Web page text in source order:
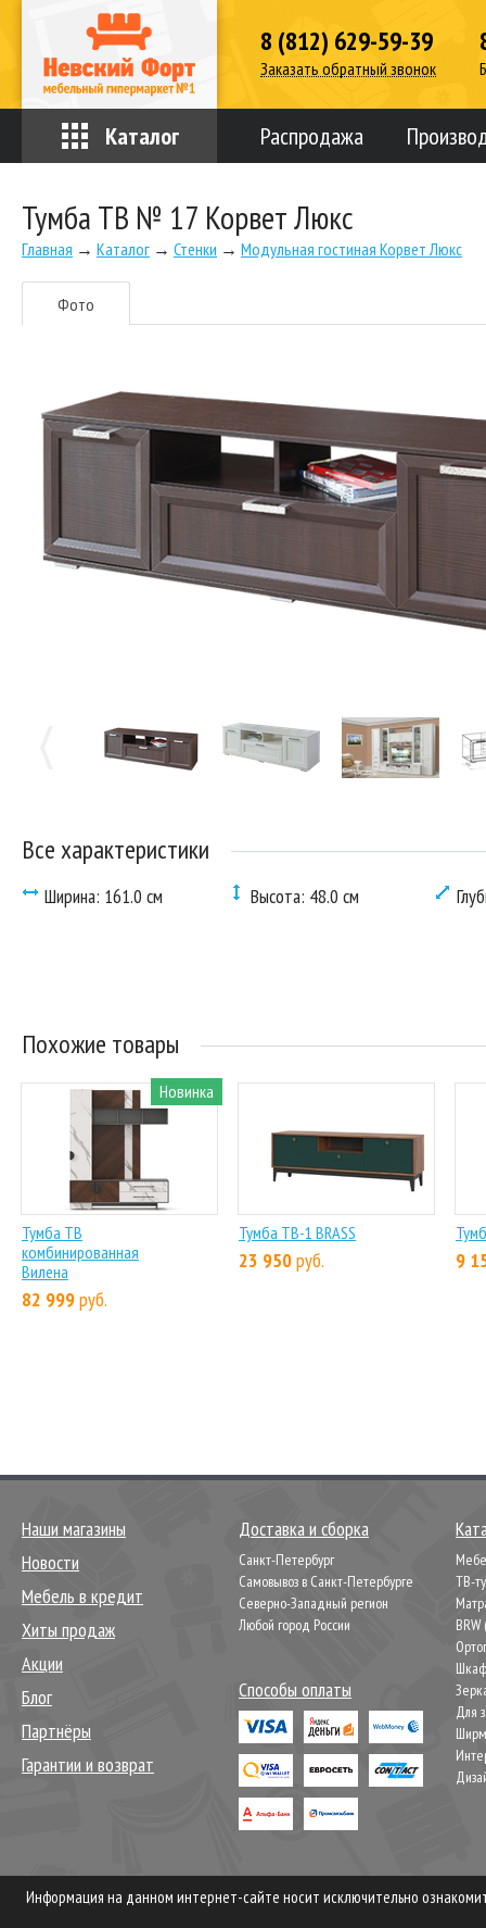
8 (812) 629-59-39
Заказать обратный звонок
Каталог Распродажа
Тумба ТВ № 17 Корвет Люкс
Главная → Каталог → Стенки → Модульная гостиная Корвет Люкс
Фото
Все характеристики
Ширина: 161.0 см Высота: 48.0 см
Похожие товары
Новинка
Тумба ТВ
комбинированная
Вилена
82 999руб.
Тумба ТВ-1 BRASS
23 950руб. 9
Наши магазины
Новости
Мебель в кредит
Хиты продаж
Акции
Блог
Партнёры
Гарантии и возврат
Доставка и сборка
Санкт-Петербург
Самовывоз в Санкт-Петербурге
Северно-Западный регион
Любой город России
Способы оплаты
ТВ-
Для
Информация на данном интернет-сайте носит исключительно